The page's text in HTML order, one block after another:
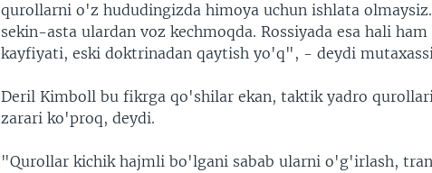
qurollarni o'z hududingizda himoya uchun ishlata
sekin-asta ulardan voz kechmoqda. Rossiyada esa hali
kayfiyati, eski doktrinadan qaytish yo'q", - deydi
Deril Kimboll bu fikrga qo'shilar ekan, taktik yadro
zarari ko'proq, deydi.
"Qurollar kichik hajmli bo'lgani sabab ularni o'g'irlash,